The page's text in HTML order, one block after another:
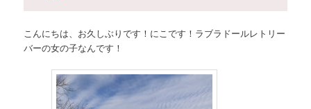
こんにちは、お久しぶりです！にこです！ラブラドールレトリー
バーの女の子なんです！